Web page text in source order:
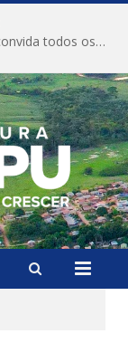
CONVITE A Prefeitura Municipal de Anapu convida todos os servidores públicos municipais para participarem da Audiência Pública de discussão da Lei de Diretrizes Orçamentárias (LDO), importante instrumento de planejamento das ações e investimentos da Administração Pública para o próximo exercício financeiro.